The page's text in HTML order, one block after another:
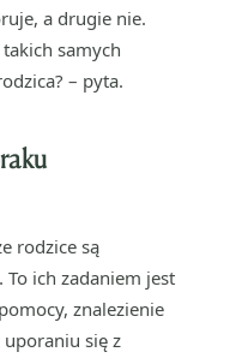
a drugie nie.
samych
– pyta.
rodzice są
ich zadaniem jest
znalezienie
się z